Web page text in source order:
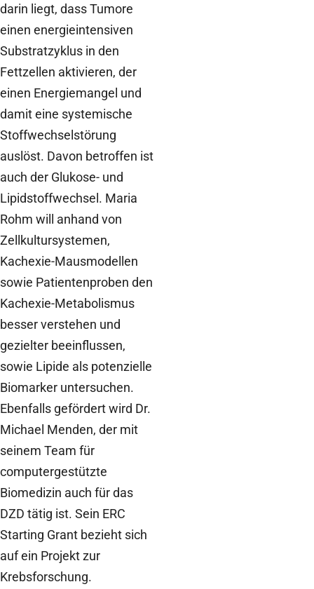
darin liegt, dass Tumore
einen energieintensiven
Substratzyklus in den
Fettzellen aktivieren, der
einen Energiemangel und
damit eine systemische
Stoffwechselstörung
auslöst. Davon betroffen ist
auch der Glukose- und
Lipidstoffwechsel. Maria
Rohm will anhand von
Zellkultursystemen,
Kachexie-Mausmodellen
sowie Patientenproben den
Kachexie-Metabolismus
besser verstehen und
gezielter beeinflussen,
sowie Lipide als potenzielle
Biomarker untersuchen.
Ebenfalls gefördert wird Dr.
Michael Menden, der mit
seinem Team für
computergestützte
Biomedizin auch für das
DZD tätig ist. Sein ERC
Starting Grant bezieht sich
auf ein Projekt zur
Krebsforschung.